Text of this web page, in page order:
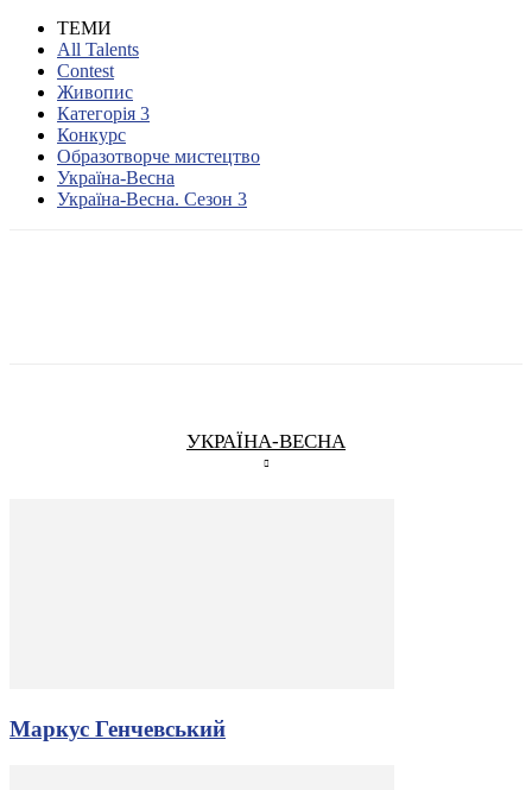
ТЕМИ
All Talents
Contest
Живопис
Категорія 3
Конкурс
Образотворче мистецтво
Україна-Весна
Україна-Весна. Сезон 3
УКРАЇНА-ВЕСНА
Маркус Генчевський